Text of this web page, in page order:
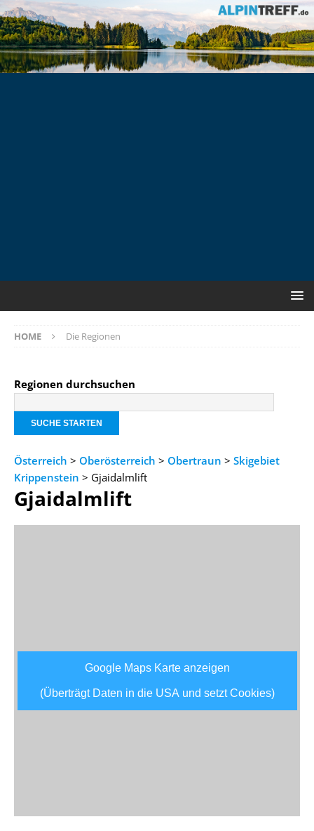
HOME Die Regionen
Regionen durchsuchen
Österreich > Oberösterreich > Obertraun > Skigebiet
Krippenstein > Gjaidalmlift
Gjaidalmlift
Google Maps Karte anzeigen
(Überträgt Daten in die USA und setzt Cookies)